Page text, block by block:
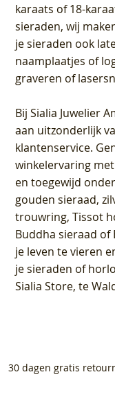
karaats of 18-
sieraden, wij
je sieraden ook
naamplaatjes of
graveren of
BijSialia Juwelier
aan uitzonderlijk
klantenservice.
winkelervaring
en toegewijd
gouden sieraad,
trouwring, Tissot
Buddha sieraad of
je leven te vieren
je sieraden of
Sialia Store, te
30 dagen gratis